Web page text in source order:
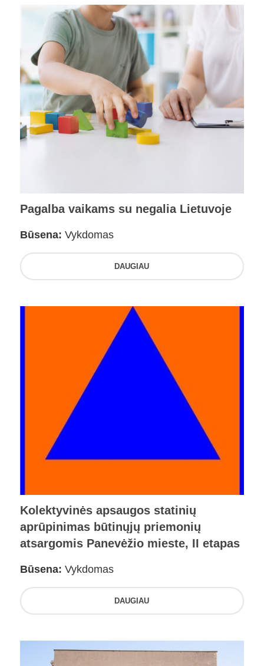
Pagalba vaikams su negalia Lietuvoje
Būsena: Vykdomas
DAUGIAU
Kolektyvinės apsaugos statinių
aprūpinimas būtinųjų priemonių
atsargomis Panevėžio mieste, II etapas
Būsena: Vykdomas
DAUGIAU